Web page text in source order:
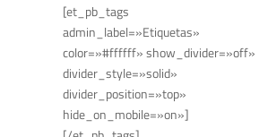
[et_pb_tags
admin_label=»Etiquetas»
color=»#ffffff» show_divider=»off»
divider_style=»solid»
divider_position=»top»
hide_on_mobile=»on»]